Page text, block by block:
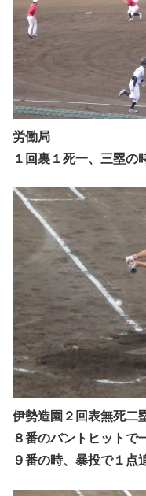
労働局
１回裏１死一、三塁の
伊勢造園２回表無死二
８番のバントヒットで
９番の時、暴投で１点